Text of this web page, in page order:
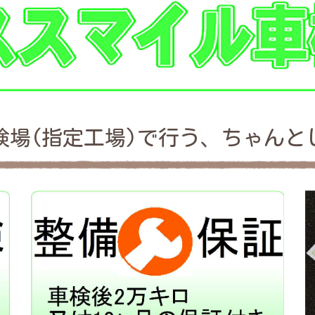
場(指定工場)で行う、ちゃんと